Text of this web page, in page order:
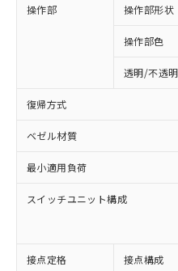
操作部 操作部形状
操作部色
透明/不透明
復帰方式
ベゼル材質
最小適用負荷
スイッチユニット構成
接点定格 接点構成